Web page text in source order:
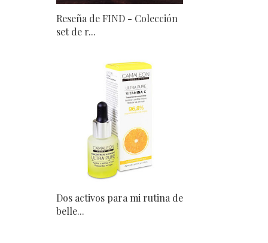
Reseña de FIND - Colección
set de r...
Dos activos para mi rutina de
belle...